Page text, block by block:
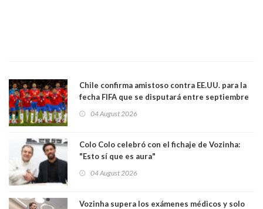
Chile confirma amistoso contra EE.UU. para la
fecha FIFA que se disputará entre septiembre
04 August 2026
Colo Colo celebró con el fichaje de Vozinha:
"Esto sí que es aura"
04 August 2026
Vozinha supera los exámenes médicos y solo